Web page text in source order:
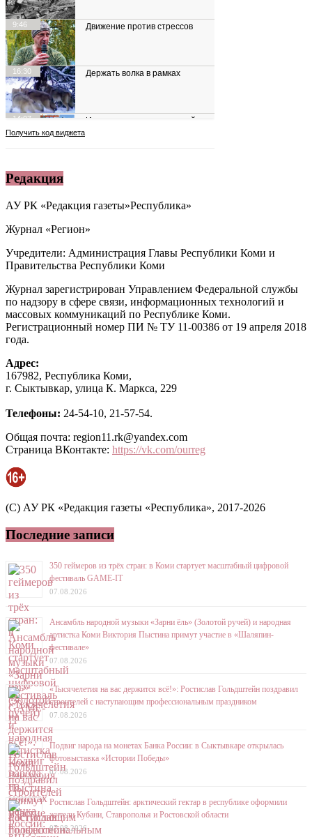
Редакция
АУ РК «Редакция газеты»Республика»
Журнал «Регион»
Учредители: Администрация Главы Республики Коми и
Правительства Республики Коми
Журнал зарегистрирован Управлением Федеральной службы
по надзору в сфере связи, информационных технологий и
массовых коммуникаций по Республике Коми.
Регистрационный номер ПИ № ТУ 11-00386 от 19 апреля 2018
года.
Адрес:
167982, Республика Коми,
г. Сыктывкар, улица К. Маркса, 229
Телефоны: 24-54-10, 21-57-54.
Общая почта: region11.rk@yandex.com
Страница ВКонтакте: https://vk.com/ourreg
(C) АУ РК «Редакция газеты «Республика», 2017-2026
Последние записи
350 геймеров из трёх стран: в Коми стартует масштабный цифровой
фестиваль GAME-IT
07.08.2026
Ансамбль народной музыки «Зарни ёль» (Золотой ручей) и народная
артистка Коми Виктория Пыстина примут участие в «Шаляпин-
фестивале»
07.08.2026
«Тысячелетия на вас держится всё!»: Ростислав Гольдштейн поздравил
строителей с наступающим профессиональным праздником
07.08.2026
Подвиг народа на монетах Банка России: в Сыктывкаре открылась
фотовыставка «Истории Победы»
07.08.2026
Ростислав Гольдштейн: арктический гектар в республике оформили
жители Кубани, Ставрополья и Ростовской области
07.08.2026